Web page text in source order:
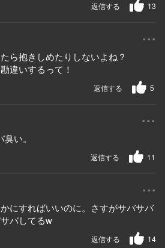
13
返信する
...
ら抱きしめたりしないよね？
違いするって！
5
返信する
...
い。
11
返信する
...
にすればいいのに。さすがサバサバ
バしてるw
14
返信する